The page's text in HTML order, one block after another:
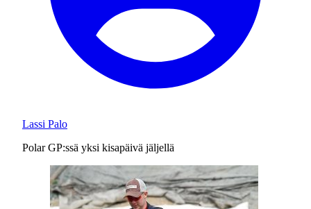
Lassi Palo
Polar GP:ssä yksi kisapäivä jäljellä